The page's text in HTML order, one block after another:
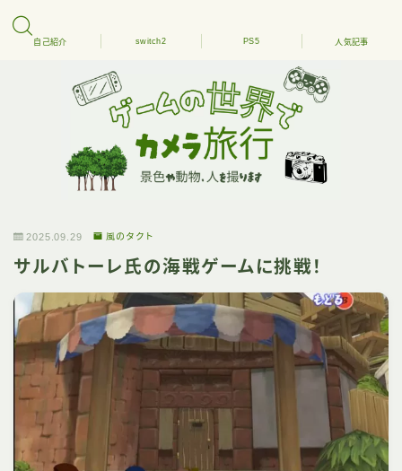
自己紹介 switch2 PS5 人気記事
2025.09.29 風のタクト
サルバトーレ氏の海戦ゲームに挑戦！